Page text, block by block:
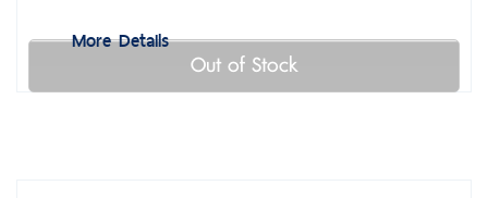
More Details
Out of Stock